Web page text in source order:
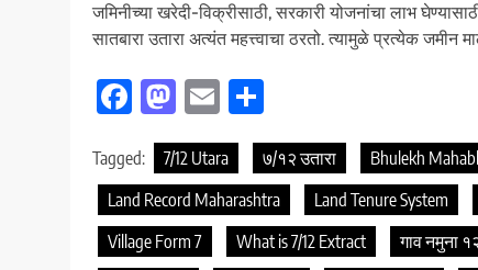
जमिनीच्या खरेदी-विक्रीसाठी, सरकारी योजनांचा लाभ
सातबारा उतारा अत्यंत महत्त्वाचा ठरतो. त्यामुळे प्रत्येक
Facebook
Mastodon
Email
Tagged: 7/12 Utara ७/१२ उतारा Bhulekh
Land Record Maharashtra
Land Tenure System
Village Form 7
What is 7/12 Extract गाव नमुना